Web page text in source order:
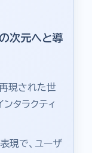
次元へと導
現された世
タラクティ
現で、ユーザ